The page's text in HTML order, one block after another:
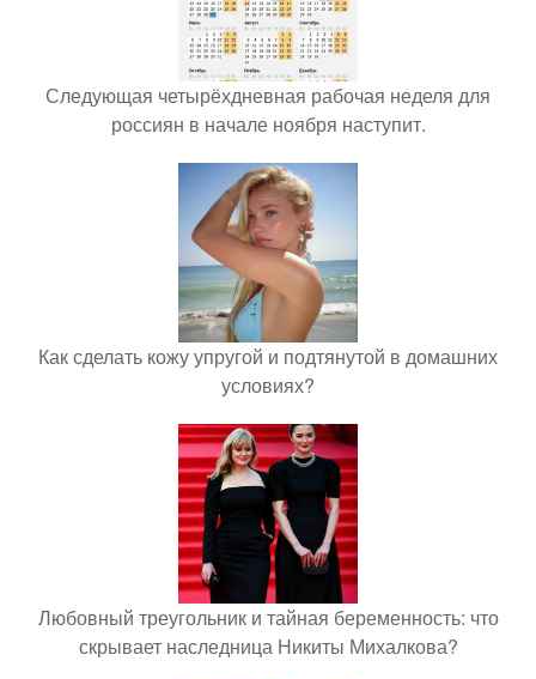
Следующая четырёхдневная рабочая неделя для
россиян в начале ноября наступит.
Как сделать кожу упругой и подтянутой в домашних
условиях?
Любовный треугольник и тайная беременность: что
скрывает наследница Никиты Михалкова?